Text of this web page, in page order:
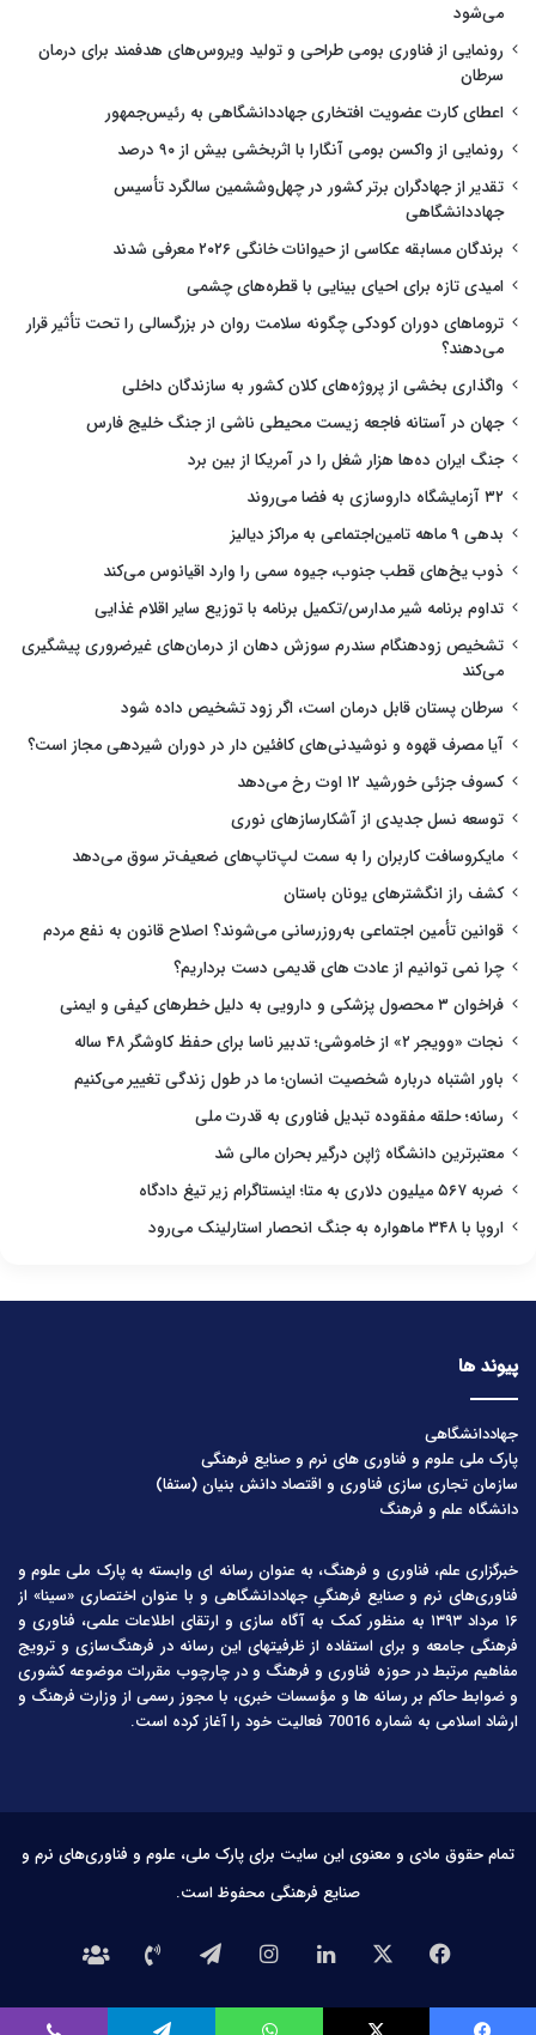
می‌شود
رونمایی از فناوری بومی طراحی و تولید ویروس‌های هدفمند برای درمان
سرطان
اعطای کارت عضویت افتخاری جهاددانشگاهی به رئیس‌جمهور
رونمایی از واکسن بومی آنگارا با اثربخشی بیش از ۹۰ درصد
تقدیر از جهادگران برتر کشور در چهل‌وششمین سالگرد تأسیس
جهاددانشگاهی
برندگان مسابقه عکاسی از حیوانات خانگی ۲۰۲۶ معرفی شدند
امیدی تازه برای احیای بینایی با قطره‌های چشمی
تروماهای دوران کودکی چگونه سلامت روان در بزرگسالی را تحت تأثیر قرار
می‌دهند؟
واگذاری بخشی از پروژه‌های کلان کشور به سازندگان داخلی
جهان در آستانه فاجعه زیست محیطی ناشی از جنگ خلیج فارس
جنگ ایران ده‌ها هزار شغل را در آمریکا از بین برد
۳۲ آزمایشگاه داروسازی به فضا می‌روند
بدهی ۹ ماهه تامین‌اجتماعی به مراکز دیالیز
ذوب یخ‌های قطب جنوب، جیوه سمی را وارد اقیانوس می‌کند
تداوم برنامه شیر مدارس/تکمیل برنامه با توزیع سایر اقلام غذایی
تشخیص زودهنگام سندرم سوزش دهان از درمان‌های غیرضروری پیشگیری
می‌کند
سرطان پستان قابل درمان است، اگر زود تشخیص داده شود
آیا مصرف قهوه و نوشیدنی‌های کافئین دار در دوران شیردهی مجاز است؟
کسوف جزئی خورشید ۱۲ اوت رخ می‌دهد
توسعه نسل جدیدی از آشکارسازهای نوری
مایکروسافت کاربران را به سمت لپ‌تاپ‌های ضعیف‌تر سوق می‌دهد
کشف راز انگشترهای یونان باستان
قوانین تأمین اجتماعی به‌روزرسانی می‌شوند؟ اصلاح قانون به نفع مردم
چرا نمی توانیم از عادت های قدیمی دست برداریم؟
فراخوان ۳ محصول پزشکی و دارویی به دلیل خطرهای کیفی و ایمنی
نجات «وویجر ۲» از خاموشی؛ تدبیر ناسا برای حفظ کاوشگر ۴۸ ساله
باور اشتباه درباره شخصیت انسان؛ ما در طول زندگی تغییر می‌کنیم
رسانه؛ حلقه مفقوده تبدیل فناوری به قدرت ملی
معتبرترین دانشگاه ژاپن درگیر بحران مالی شد
ضربه ۵۶۷ میلیون دلاری به متا؛ اینستاگرام زیر تیغ دادگاه
اروپا با ۳۴۸ ماهواره به جنگ انحصار استارلینک می‌رود
پیوند ها
جهاددانشگاهی
پارک ملی علوم و فناوری های نرم و صنایع فرهنگی
سازمان تجاری سازی فناوری و اقتصاد دانش بنیان (ستفا)
دانشگاه علم و فرهنگ
خبرگزاری علم، فناوری و فرهنگ، به عنوان رسانه ای وابسته به پارک ملی علوم و
فناوری‌های نرم و صنایع فرهنگیِ جهاددانشگاهی و با عنوان اختصاری «سینا» از
۱۶ مرداد ۱۳۹۳ به منظور کمک به آگاه سازی و ارتقای اطلاعات علمی، فناوری و
فرهنگی جامعه و برای استفاده از ظرفیتهای این رسانه در فرهنگ‌سازی و ترویج
مفاهیم مرتبط در حوزه فناوری و فرهنگ و در چارچوب مقررات موضوعه کشوری
و ضوابط حاکم بر رسانه ها و مؤسسات خبری، با مجوز رسمی از وزارت فرهنگ و
ارشاد اسلامی به شماره 70016 فعالیت خود را آغاز کرده است.
تمام حقوق مادی و معنوی این سایت برای پارک ملی، علوم و فناوری‌های نرم و
صنایع فرهنگی محفوظ است.
فیس
بوک
لینکدیناینستاگرامتلگرامتماس
با
درباره
ما